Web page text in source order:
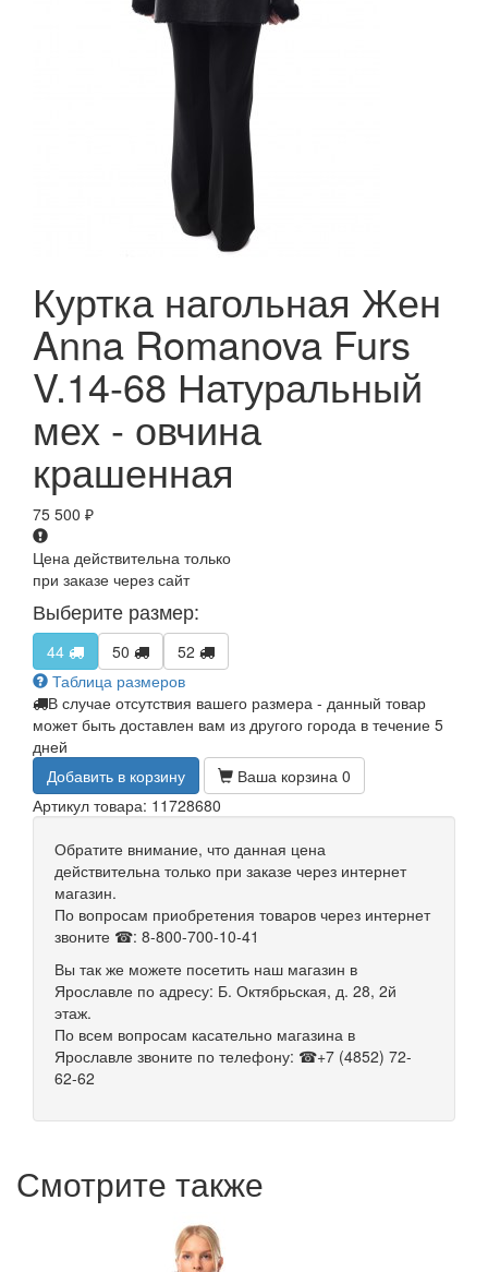
Куртка нагольная Жен
Anna Romanova Furs
V.14-68 Натуральный
мех - овчина
крашенная
75 500 ₽
Цена действительна только
при заказе через сайт
Выберите размер:
44 50
52
Таблица размеров
В случае отсутствия вашего размера - данный товар
может быть доставлен вам из другого города в течение 5
дней
Добавить в корзину
Ваша корзина 0
Артикул товара: 11728680
Обратите внимание, что данная цена
действительна только при заказе через интернет
магазин.
По вопросам приобретения товаров через интернет
звоните ☎: 8-800-700-10-41
Вы так же можете посетить наш магазин в
Ярославле по адресу: Б. Октябрьская, д. 28, 2й
этаж.
По всем вопросам касательно магазина в
Ярославле звоните по телефону: ☎+7 (4852) 72-
62-62
Смотрите также